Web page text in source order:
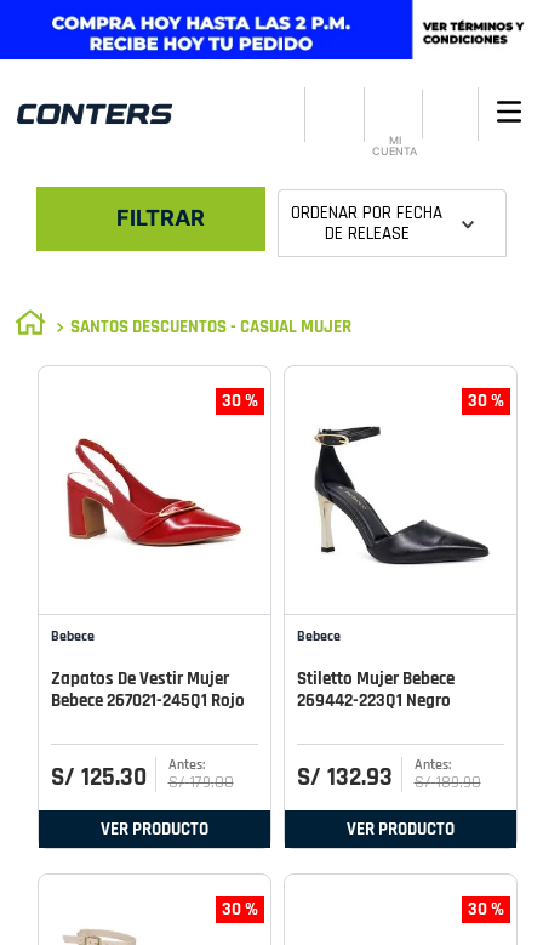
MI
CUENTA
FILTRAR ORDENAR POR FECHA
DE RELEASE
SANTOS DESCUENTOS - CASUAL MUJER
30 %
Bebece
Zapatos De Vestir Mujer
Bebece 267021-245Q1 Rojo
S/ 125.30 S/ 179.00
VER PRODUCTO
30 %
Bebece
Stiletto Mujer Bebece
269442-223Q1 Negro
S/ 132.93 S/ 189.90
VER PRODUCTO
30 % 30 %